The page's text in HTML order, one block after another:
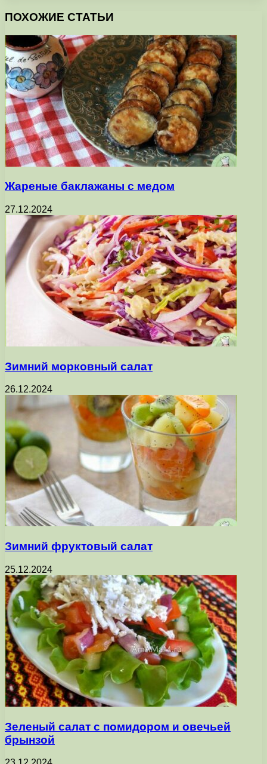
ПОХОЖИЕ СТАТЬИ
Жареные баклажаны с медом
27.12.2024
Зимний морковный салат
26.12.2024
Зимний фруктовый салат
25.12.2024
Зеленый салат с помидором и овечьей
брынзой